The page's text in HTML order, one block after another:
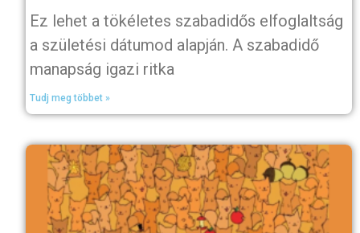
Ez lehet a tökéletes szabadidős elfoglaltság
a születési dátumod alapján. A szabadidő
manapság igazi ritka
Tudj meg többet »